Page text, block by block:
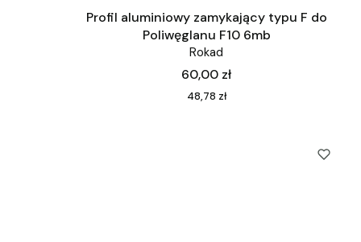
Profil aluminiowy zamykający typu F do
Poliwęglanu F10 6mb
Rokad
Cena
60,00 zł
Cena
48,78 zł